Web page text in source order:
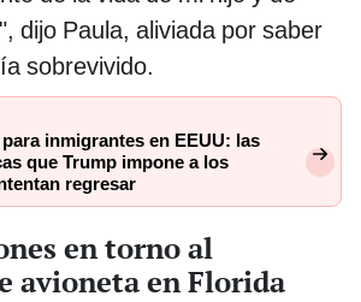
dijo Paula, aliviada por saber
sobrevivido.
inmigrantes en EEUU: las
que Trump impone a los
regresar
en torno al
avioneta en Florida